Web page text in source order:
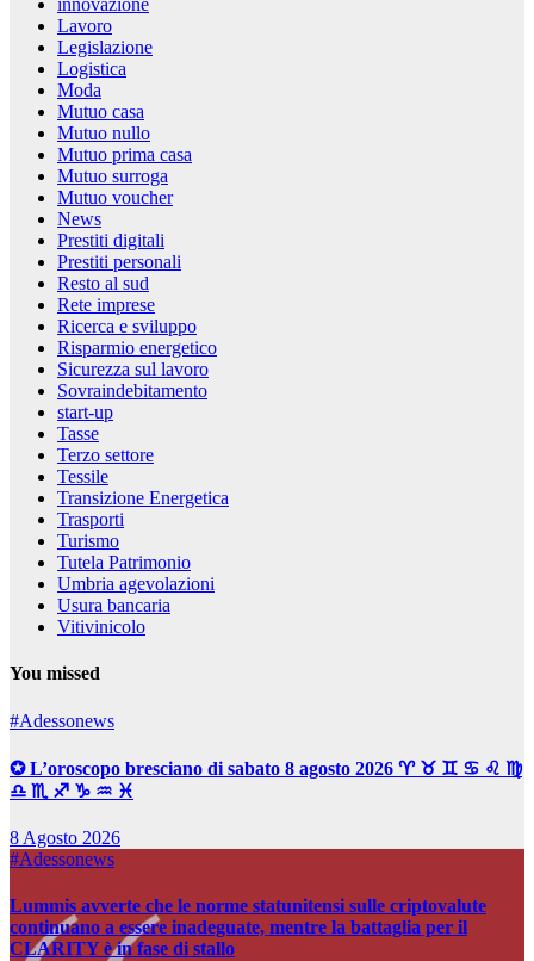
innovazione
Lavoro
Legislazione
Logistica
Moda
Mutuo casa
Mutuo nullo
Mutuo prima casa
Mutuo surroga
Mutuo voucher
News
Prestiti digitali
Prestiti personali
Resto al sud
Rete imprese
Ricerca e sviluppo
Risparmio energetico
Sicurezza sul lavoro
Sovraindebitamento
start-up
Tasse
Terzo settore
Tessile
Transizione Energetica
Trasporti
Turismo
Tutela Patrimonio
Umbria agevolazioni
Usura bancaria
Vitivinicolo
You missed
#Adessonews
✪ L’oroscopo bresciano di sabato 8 agosto 2026 ♈ ♉ ♊ ♋ ♌ ♍
♎ ♏ ♐ ♑ ♒ ♓
8 Agosto 2026
#Adessonews
Lummis avverte che le norme statunitensi sulle criptovalute
continuano a essere inadeguate, mentre la battaglia per il
CLARITY è in fase di stallo